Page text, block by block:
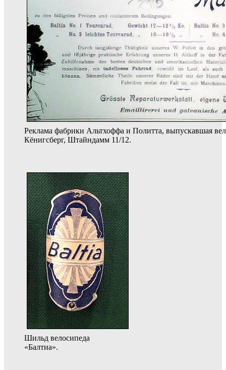
Реклама фабрики Альтхоффа и Политта, выпускавшая
Кёнигсберг, Штайндамм 11/12.
Шильд велосипеда
«Балтиа».